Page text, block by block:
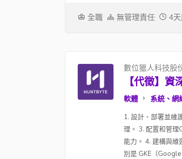
全職 無管理責任 4
數位獵人科技股
【代徵】資
軟體 系統、網
1. 設計、部署並維
理。 3. 配置和管理
能力。 4. 建構與
別是 GKE（